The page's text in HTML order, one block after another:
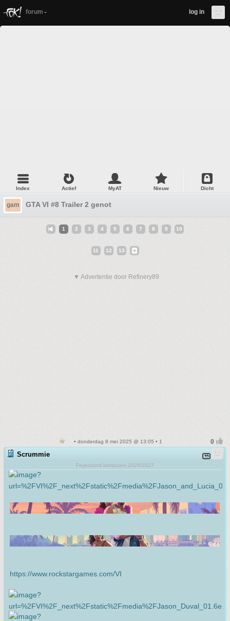
forum log in
Index Actief MyAT Nieuw Dicht
gam GTA VI #8 Trailer 2 genot
1 2 3 4 5 6 7 8 9 10
11 12 13
▼ Advertentie door Refinery89
• donderdag 8 mei 2025 @ 13:05 • 1
Scrummie
Feyenoord kampioen 2026/2027
https://www.rockstargames.com/VI